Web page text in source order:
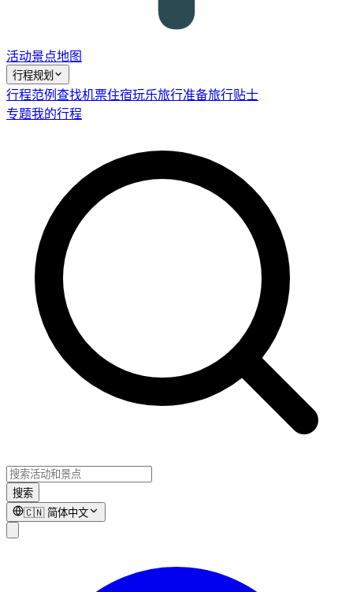
活动景点地图
行程规划
行程范例 查找机票住宿玩乐旅行准备旅行贴士
专题我的行程
搜索
🇨🇳 简体中文